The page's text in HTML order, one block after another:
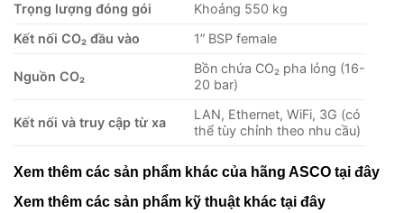
Trọng lượng đóng gói
Khoảng 550 kg
Kết nối CO₂ đầu vào
1” BSP female
Nguồn CO₂
Bồn chứa CO₂ pha lỏng (16-
20 bar)
Kết nối và truy cập từ xa
LAN, Ethernet, WiFi, 3G (có
thể tùy chỉnh theo nhu cầu)
Xem thêm các sản phẩm khác của hãng ASCO tại đây
Xem thêm các sản phẩm kỹ thuật khác tại đây